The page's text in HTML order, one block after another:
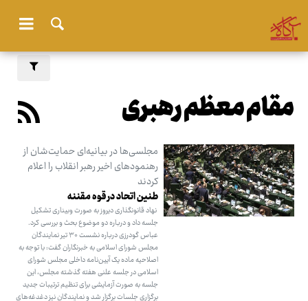
مقام معظم رهبری
مجلسی‌ها در بیانیه‌ای حمایت‌شان از
رهنمودهای اخیر رهبر انقلاب را اعلام
کردند
طنین اتحاد در قوه مقننه
نهاد قانونگذاری دیروز به صورت وبیناری تشکیل
جلسه داد و درباره دو موضوع بحث و بررسی کرد.
عباس گودرزی درباره نشست ۳۰ تیر نمایندگان
مجلس شورای اسلامی به خبرنگاران گفت: با توجه به
اصلاحیه ماده یک آیین‌نامه داخلی مجلس شورای
اسلامی در جلسه علنی هفته گذشته مجلس، این
جلسه به صورت آزمایشی برای تنظیم ترتیبات جدید
برگزاری جلسات برگزار شد و نمایندگان نیز دغدغه‌های